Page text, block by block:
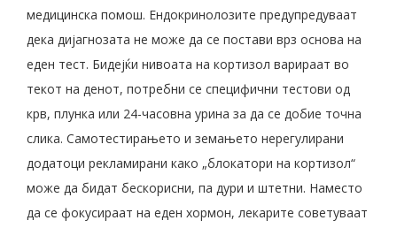
медицинска помош. Ендокринолозите предупредуваат
дека дијагнозата не може да се постави врз основа на
еден тест. Бидејќи нивоата на кортизол варираат во
текот на денот, потребни се специфични тестови од
крв, плунка или 24-часовна урина за да се добие точна
слика. Самотестирањето и земањето нерегулирани
додатоци рекламирани како „блокатори на кортизол“
може да бидат бескорисни, па дури и штетни. Наместо
да се фокусираат на еден хормон, лекарите советуваат